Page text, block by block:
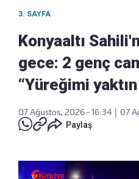
3. SAYFA
Konyaaltı
gece: 2 genç
“Yüreğimi
07 Ağustos, 2026 - 16:34
07
Paylaş